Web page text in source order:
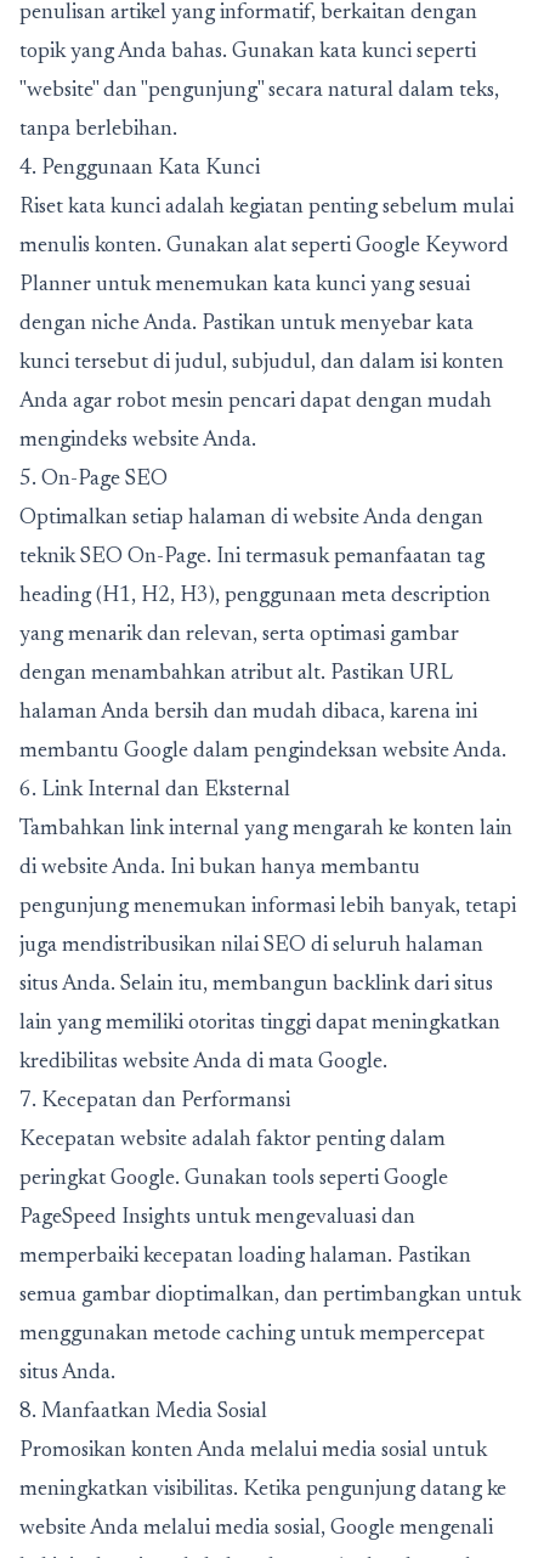
penulisan artikel yang informatif, berkaitan dengan
topik yang Anda bahas. Gunakan kata kunci seperti
"website" dan "pengunjung" secara natural dalam teks,
tanpa berlebihan.
4. Penggunaan Kata Kunci
Riset kata kunci adalah kegiatan penting sebelum mulai
menulis konten. Gunakan alat seperti Google Keyword
Planner untuk menemukan kata kunci yang sesuai
dengan niche Anda. Pastikan untuk menyebar kata
kunci tersebut di judul, subjudul, dan dalam isi konten
Anda agar robot mesin pencari dapat dengan mudah
mengindeks website Anda.
5. On-Page SEO
Optimalkan setiap halaman di website Anda dengan
teknik SEO On-Page. Ini termasuk pemanfaatan tag
heading (H1, H2, H3), penggunaan meta description
yang menarik dan relevan, serta optimasi gambar
dengan menambahkan atribut alt. Pastikan URL
halaman Anda bersih dan mudah dibaca, karena ini
membantu Google dalam pengindeksan website Anda.
6. Link Internal dan Eksternal
Tambahkan link internal yang mengarah ke konten lain
di website Anda. Ini bukan hanya membantu
pengunjung menemukan informasi lebih banyak, tetapi
juga mendistribusikan nilai SEO di seluruh halaman
situs Anda. Selain itu, membangun backlink dari situs
lain yang memiliki otoritas tinggi dapat meningkatkan
kredibilitas website Anda di mata Google.
7. Kecepatan dan Performansi
Kecepatan website adalah faktor penting dalam
peringkat Google. Gunakan tools seperti Google
PageSpeed Insights untuk mengevaluasi dan
memperbaiki kecepatan loading halaman. Pastikan
semua gambar dioptimalkan, dan pertimbangkan untuk
menggunakan metode caching untuk mempercepat
situs Anda.
8. Manfaatkan Media Sosial
Promosikan konten Anda melalui media sosial untuk
meningkatkan visibilitas. Ketika pengunjung datang ke
website Anda melalui media sosial, Google mengenali